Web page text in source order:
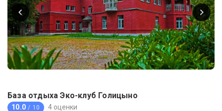
База отдыха Эко-клуб Голицыно
10.0 / 10 4 оценки